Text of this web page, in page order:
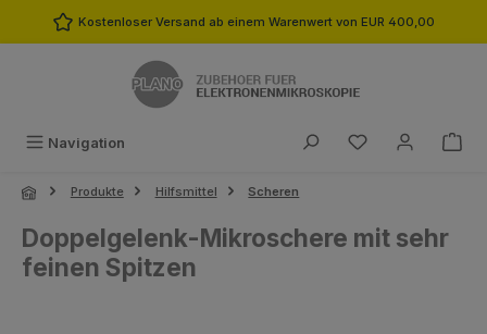
Zum Hauptinhalt springen
Kostenloser Versand ab einem Warenwert von EUR 400,00
Navigation Du hast 0
Produkte Hilfsmittel Scheren
Doppelgelenk-Mikroschere mit sehr
feinen Spitzen